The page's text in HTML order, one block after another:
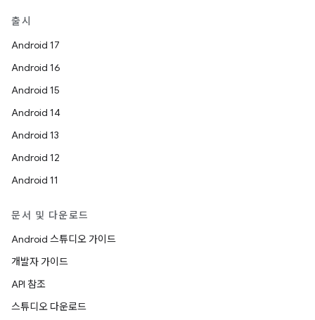
출시
Android 17
Android 16
Android 15
Android 14
Android 13
Android 12
Android 11
문서 및 다운로드
Android 스튜디오 가이드
개발자 가이드
API 참조
스튜디오 다운로드